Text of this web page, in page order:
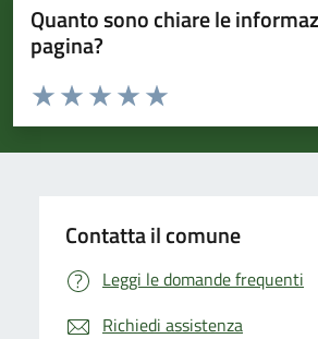
Quanto sono chiare le
pagina?
Valuta da 1 a 5 stelle la pagina
Valuta 5 stelle su 5
Valuta 4 stelle su 5
Valuta 3 stelle su 5
Valuta 2 stelle su 5
Valuta 1 stelle su 5
Contatta il comune
Leggi le domande frequenti
Richiedi assistenza